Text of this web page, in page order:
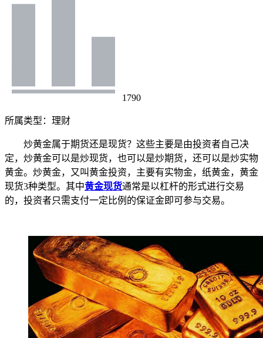
1790
所属类型： 理财
炒黄金属于期货还是现货？这些主要是由投资者自己决
定，炒黄金可以是炒现货，也可以是炒期货，还可以是炒实物
黄金。炒黄金，又叫黄金投资，主要有实物金，纸黄金，黄金
现货3种类型。其中黄金现货通常是以杠杆的形式进行交易
的，投资者只需支付一定比例的保证金即可参与交易。